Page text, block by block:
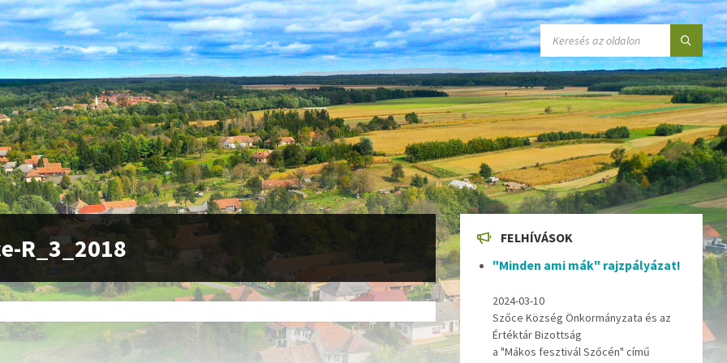
SEARCH:
R_3_2018 FELHÍVÁSOK
"Minden ami mák" rajzpályázat!
2024-03-10
Szőce Község Önkormányzata és az
Értéktár Bizottság
a "Mákos fesztivál Szőcén" című